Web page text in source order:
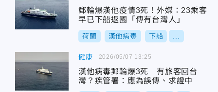
郵輪爆漢他疫情3死！外媒：23乘客
早已下船返國「傳有台灣人」
荷蘭 漢他病毒 下船
健康
漢他病毒郵輪爆3死 有旅客回台
灣？疾管署：應為誤傳、求證中
2026/05/07 13:25